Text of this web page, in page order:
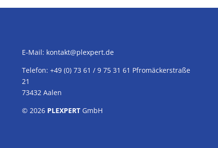
E-Mail: kontakt@plexpert.de
Telefon: +49 (0) 73 61 / 9 75 31 61 Pfromäckerstraße
21
73432 Aalen
© 2026 PLEXPERTGmbH